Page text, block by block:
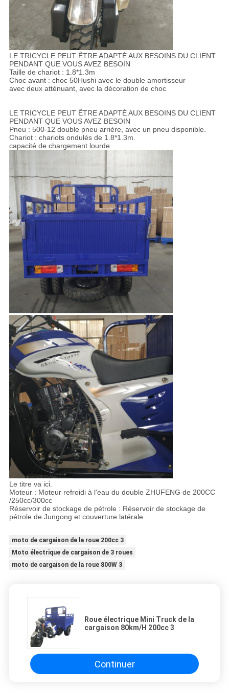
LE TRICYCLE PEUT ÊTRE ADAPTÉ AUX BESOINS DU CLIENT
PENDANT QUE VOUS AVEZ BESOIN
Taille de chariot : 1.8*1.3m
Choc avant : choc 50Hushi avec le double amortisseur
avec deux atténuant, avec la décoration de choc
LE TRICYCLE PEUT ÊTRE ADAPTÉ AUX BESOINS DU CLIENT
PENDANT QUE VOUS AVEZ BESOIN
Pneu : 500-12 double pneu arrière, avec un pneu disponible.
Chariot : chariots ondulés de 1.8*1.3m.
capacité de chargement lourde.
Le titre va ici.
Moteur : Moteur refroidi à l'eau du double ZHUFENG de 200CC
/250cc/300cc
Réservoir de stockage de pétrole : Réservoir de stockage de
pétrole de Jungong et couverture latérale.
moto de cargaison de la roue 200cc 3
Moto électrique de cargaison de 3 roues
moto de cargaison de la roue 800W 3
Roue électrique Mini Truck de la
cargaison 80km/H 200cc 3
Continuer